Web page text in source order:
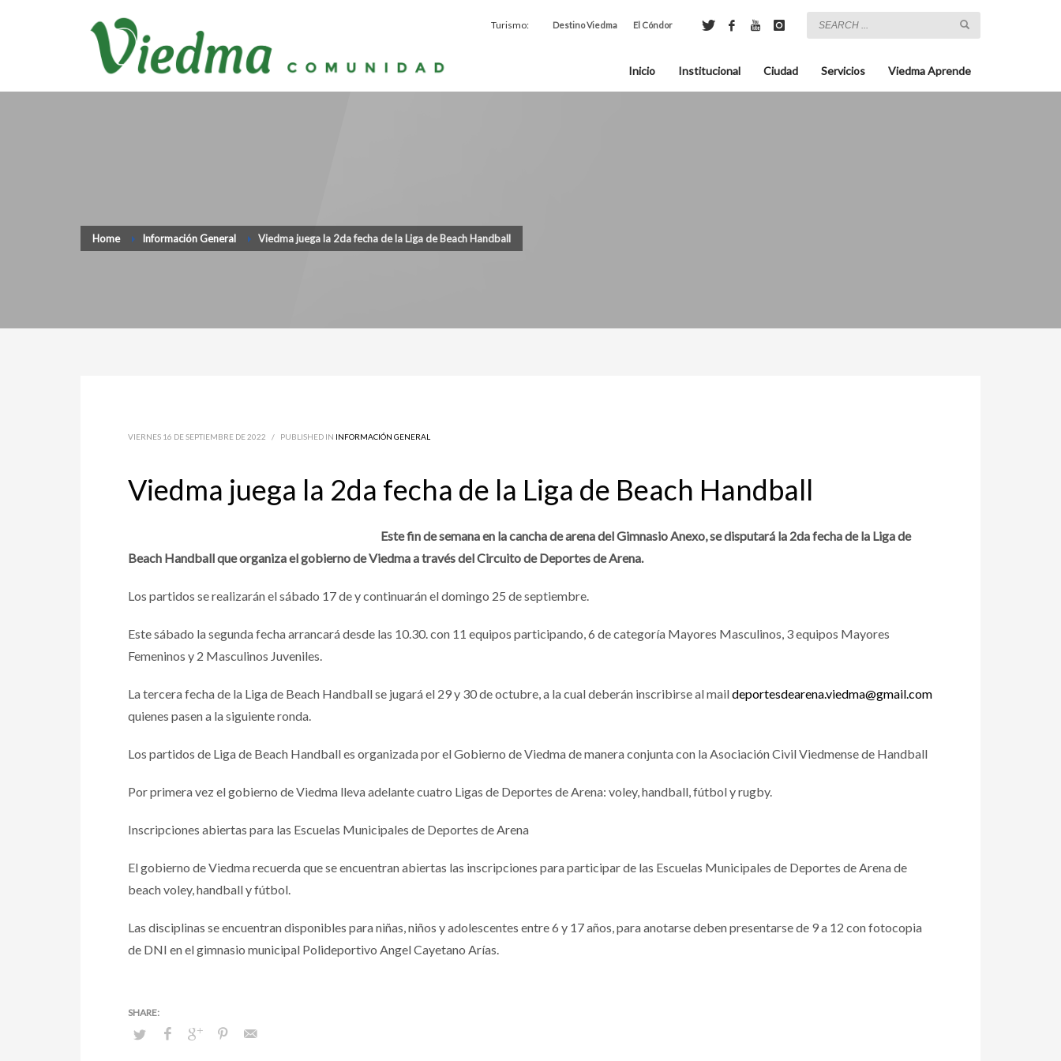
Turismo: Destino Viedma El Cóndor
Inicio Institucional Ciudad Servicios Viedma Aprende
Home Información General Viedma juega la 2da fecha de la Liga de Beach Handball
VIERNES 16 DE SEPTIEMBRE DE 2022 / PUBLISHED IN INFORMACIÓN GENERAL
Viedma juega la 2da fecha de la Liga de Beach Handball
Este fin de semana en la cancha de arena del Gimnasio Anexo, se disputará la 2da fecha de la Liga de
Beach Handball que organiza el gobierno de Viedma a través del Circuito de Deportes de Arena.
Los partidos se realizarán el sábado 17 de y continuarán el domingo 25 de septiembre.
Este sábado la segunda fecha arrancará desde las 10.30. con 11 equipos participando, 6 de categoría Mayores Masculinos, 3 equipos Mayores
Femeninos y 2 Masculinos Juveniles.
La tercera fecha de la Liga de Beach Handball se jugará el 29 y 30 de octubre, a la cual deberán inscribirse al maildeportesdearena.viedma@gmail.com
quienes pasen a la siguiente ronda.
Los partidos de Liga de Beach Handball es organizada por el Gobierno de Viedma de manera conjunta con la Asociación Civil Viedmense de Handball
Por primera vez el gobierno de Viedma lleva adelante cuatro Ligas de Deportes de Arena: voley, handball, fútbol y rugby.
Inscripciones abiertas para las Escuelas Municipales de Deportes de Arena
El gobierno de Viedma recuerda que se encuentran abiertas las inscripciones para participar de las Escuelas Municipales de Deportes de Arena de
beach voley, handball y fútbol.
Las disciplinas se encuentran disponibles para niñas, niños y adolescentes entre 6 y 17 años, para anotarse deben presentarse de 9 a 12 con fotocopia
de DNI en el gimnasio municipal Polideportivo Angel Cayetano Arías.